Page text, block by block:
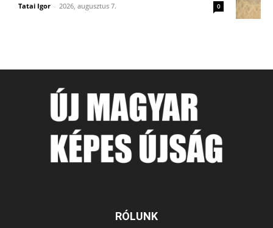
Tatai Igor - 2026, augusztus 7. 0
RÓLUNK